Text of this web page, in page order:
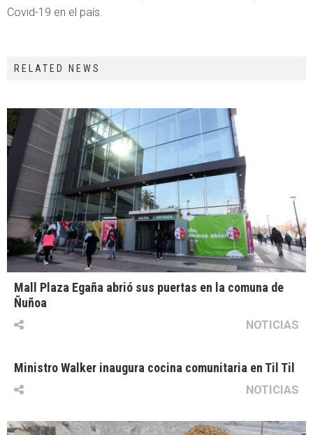
Covid-19 en el país.
RELATED NEWS
Mall Plaza Egaña abrió sus puertas en la comuna de
Ñuñoa
NOTICIAS
Ministro Walker inaugura cocina comunitaria en Til Til
NOTICIAS